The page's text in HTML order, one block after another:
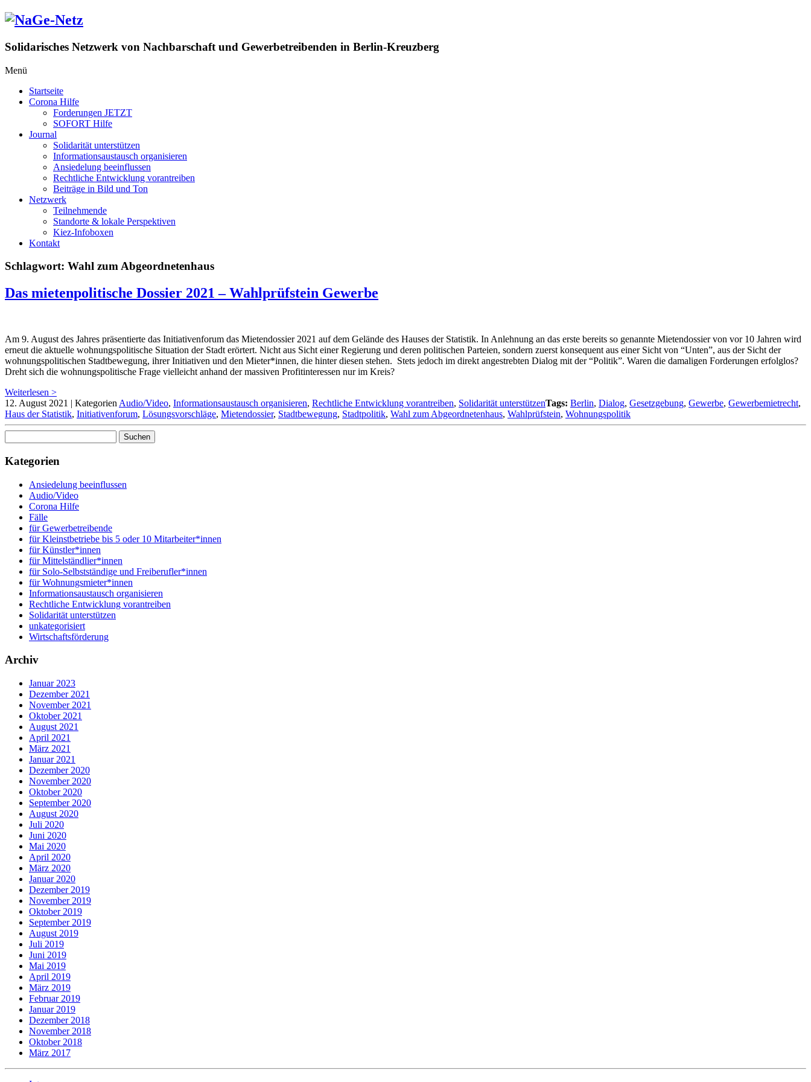
Zum
Inhalt
Solidarisches Netzwerk von Nachbarschaft und Gewerbetreibenden in Berlin-Kreuzberg
Menü
Startseite
Corona Hilfe
Forderungen JETZT
SOFORT Hilfe
Journal
Solidarität unterstützen
Informationsaustausch organisieren
Ansiedelung beeinflussen
Rechtliche Entwicklung vorantreiben
Beiträge in Bild und Ton
Netzwerk
Teilnehmende
Standorte & lokale Perspektiven
Kiez-Infoboxen
Kontakt
Schlagwort: Wahl zum Abgeordnetenhaus
Das mietenpolitische Dossier 2021 – Wahlprüfstein Gewerbe
Am 9. August des Jahres präsentierte das Initiativenforum das Mietendossier 2021 auf dem Gelände des Hauses der Statistik. In Anlehnung an das erste bereits so genannte Mietendossier von vor 10 Jahren wird
erneut die aktuelle wohnungspolitische Situation der Stadt erörtert. Nicht aus Sicht einer Regierung und deren politischen Parteien, sondern zuerst konsequent aus einer Sicht von “Unten”, aus der Sicht der
wohnungspolitischen Stadtbewegung, ihrer Initiativen und den Mieter*innen, die hinter diesen stehen. Stets jedoch im direkt angestrebten Dialog mit der “Politik”. Waren die damaligen Forderungen erfolglos?
Dreht sich die wohnungspolitische Frage vielleicht anhand der massiven Profitinteressen nur im Kreis?
Weiterlesen >
12. August 2021 | Kategorien Audio/Video, Informationsaustausch organisieren, Rechtliche Entwicklung vorantreiben, Solidarität unterstützenTags: Berlin, Dialog, Gesetzgebung, Gewerbe, Gewerbemietrecht,
Haus der Statistik, Initiativenforum, Lösungsvorschläge, Mietendossier, Stadtbewegung, Stadtpolitik, Wahl zum Abgeordnetenhaus, Wahlprüfstein, Wohnungspolitik
nach:
Kategorien
Ansiedelung beeinflussen
Audio/Video
Corona Hilfe
Fälle
für Gewerbetreibende
für Kleinstbetriebe bis 5 oder 10 Mitarbeiter*innen
für Künstler*innen
für Mittelständlier*innen
für Solo-Selbstständige und Freiberufler*innen
für Wohnungsmieter*innen
Informationsaustausch organisieren
Rechtliche Entwicklung vorantreiben
Solidarität unterstützen
unkategorisiert
Wirtschaftsförderung
Archiv
Januar 2023
Dezember 2021
November 2021
Oktober 2021
August 2021
April 2021
März 2021
Januar 2021
Dezember 2020
November 2020
Oktober 2020
September 2020
August 2020
Juli 2020
Juni 2020
Mai 2020
April 2020
März 2020
Januar 2020
Dezember 2019
November 2019
Oktober 2019
September 2019
August 2019
Juli 2019
Juni 2019
Mai 2019
April 2019
März 2019
Februar 2019
Januar 2019
Dezember 2018
November 2018
Oktober 2018
März 2017